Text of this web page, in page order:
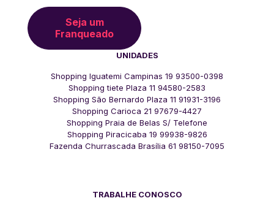
Seja um
Franqueado
UNIDADES
Shopping Iguatemi Campinas 19 93500-0398
Shopping tiete Plaza 11 94580-2583
Shopping São Bernardo Plaza 11 91931-3196
Shopping Carioca 21 97679-4427
Shopping Praia de Belas S/ Telefone
Shopping Piracicaba 19 99938-9826
Fazenda Churrascada Brasília 61 98150-7095
TRABALHE CONOSCO